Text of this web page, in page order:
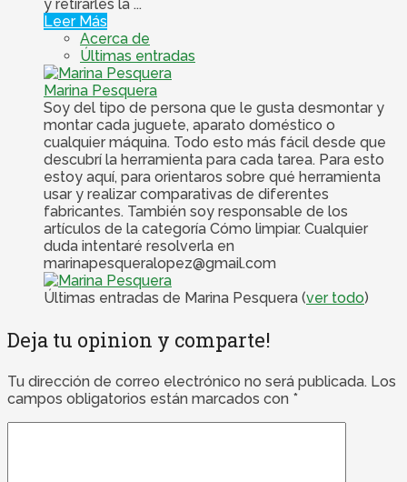
y retirarles la ...
Leer Más
Acerca de
Últimas entradas
Marina Pesquera
Soy del tipo de persona que le gusta desmontar y
montar cada juguete, aparato doméstico o
cualquier máquina. Todo esto más fácil desde que
descubrí la herramienta para cada tarea. Para esto
estoy aquí, para orientaros sobre qué herramienta
usar y realizar comparativas de diferentes
fabricantes. También soy responsable de los
artículos de la categoría Cómo limpiar. Cualquier
duda intentaré resolverla en
marinapesqueralopez@gmail.com
Últimas entradas de Marina Pesquera (ver todo)
Deja tu opinion y comparte!
Tu dirección de correo electrónico no será publicada. Los
campos obligatorios están marcados con *